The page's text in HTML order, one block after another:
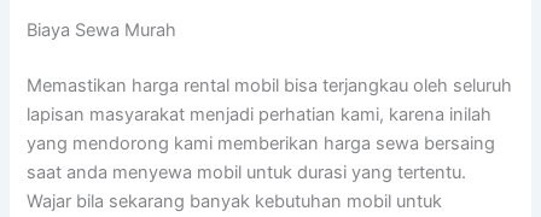
Biaya Sewa Murah
Memastikan harga rental mobil bisa terjangkau oleh seluruh
lapisan masyarakat menjadi perhatian kami, karena inilah
yang mendorong kami memberikan harga sewa bersaing
saat anda menyewa mobil untuk durasi yang tertentu.
Wajar bila sekarang banyak kebutuhan mobil untuk